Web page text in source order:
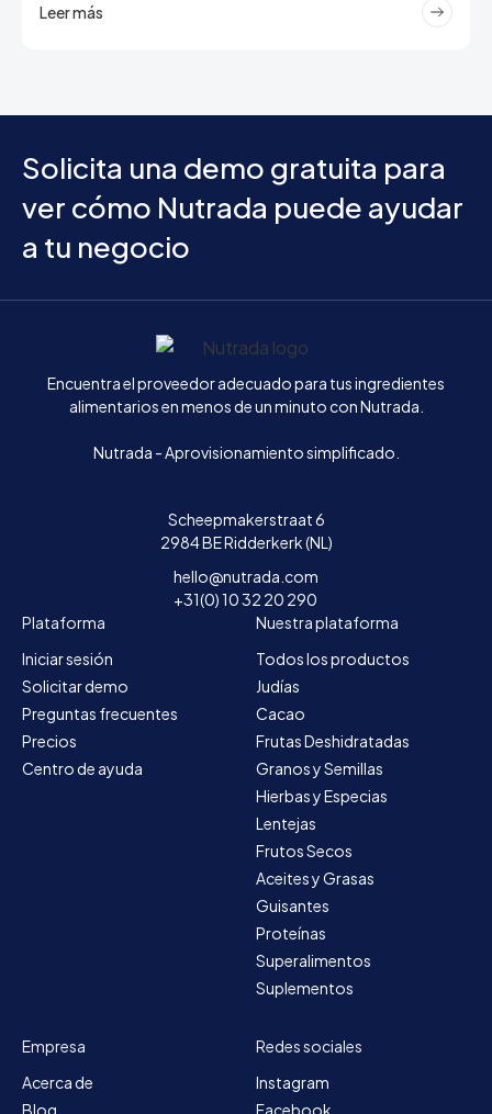
Leer más
Solicita una demo gratuita para
ver cómo Nutrada puede ayudar
a tu negocio
Inicio
Encuentra el proveedor adecuado para tus ingredientes
alimentarios en menos de un minuto con Nutrada.
Nutrada - Aprovisionamiento simplificado.
Scheepmakerstraat 6
2984 BE Ridderkerk (NL)
hello@nutrada.com
+31(0) 10 32 20 290
Plataforma
Iniciar sesión
Solicitar demo
Preguntas frecuentes
Precios
Centro de ayuda
Nuestra plataforma
Todos los productos
Judías
Cacao
Frutas Deshidratadas
Granos y Semillas
Hierbas y Especias
Lentejas
Frutos Secos
Aceites y Grasas
Guisantes
Proteínas
Superalimentos
Suplementos
Empresa
Acerca de
Blog
Redes sociales
Instagram
Facebook